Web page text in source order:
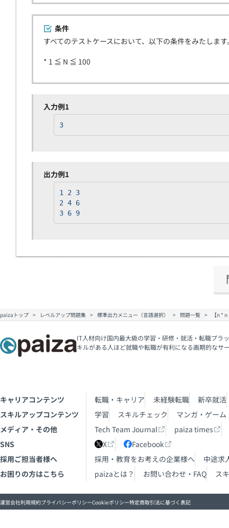
条件
すべてのテストケースにおいて、以下の条件をみたします
* 1 ≦ N ≦ 100
入力例1
3
出力例1
1 2 3
2 4 6
3 6 9
paizaトップ レベルアップ問題集 標準出力メニュー（言語選択） 問題一覧 【n *
IT人材向け国内最大級の学習・研修・就活・転職プラ
キルがある人ほど就職や転職が有利になる画期的なサ
キャリアコンテンツ 転職・キャリア 未経験転職
新卒就活
スキルアップコンテンツ
学習 スキルチェック
マンガ・ゲーム
メディア・その他
Tech Team Journal
paiza times
SNS
X
Facebook
採用ご担当者様へ
採用・教育をお考えの企業様へ
中途求
お困りの方はこちら
paizaとは？ お問い合わせ・FAQ ス
運営会社利用規約プライバシーポリシーCookieポリシー特定商取引法に基づく表記